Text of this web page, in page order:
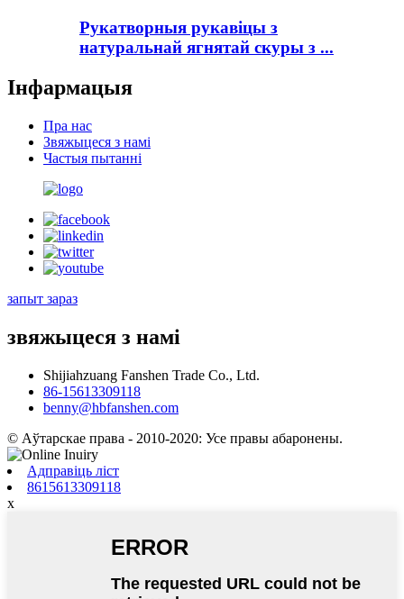
Рукатворныя рукавіцы з
натуральнай ягнятай скуры з ...
Інфармацыя
Пра нас
Звяжыцеся з намі
Частыя пытанні
запыт зараз
звяжыцеся з намі
Shijiahzuang Fanshen Trade Co., Ltd.
86-15613309118
benny@hbfanshen.com
© Аўтарскае права - 2010-2020: Усе правы абаронены.
Адправіць ліст
8615613309118
x